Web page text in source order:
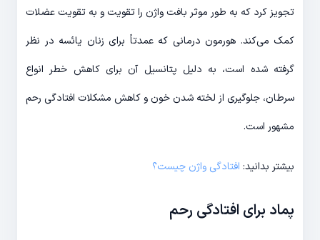
تجویز کرد که به طور موثر بافت واژن را تقویت و به تقویت عضلات
کمک می‌کند. هورمون درمانی که عمدتاً برای زنان یائسه در نظر
گرفته شده است، به دلیل پتانسیل آن برای کاهش خطر انواع
سرطان، جلوگیری از لخته شدن خون و کاهش مشکلات افتادگی رحم
مشهور است.
بیشتر بدانید: افتادگی واژن چیست؟
پماد برای افتادگی رحم